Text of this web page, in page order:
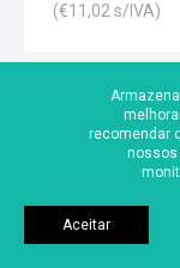
(€11,02 s/IVA)
recomendar
nossos
Aceitar